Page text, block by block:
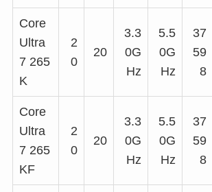
Core
Ultra
7 265
K
2
0
20
3.3
0G
Hz
5.5
0G
Hz
37
59
8
Core
Ultra
7 265
KF
2
0
20
3.3
0G
Hz
5.5
0G
Hz
37
59
8